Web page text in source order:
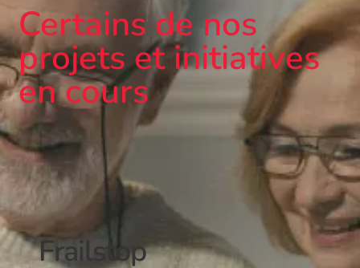
Frailstop
Certains de nos
projets et initiatives
en cours